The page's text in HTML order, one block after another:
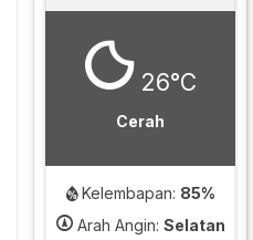
26°C
Cerah
Kelembapan: 85%
Arah Angin: Selatan